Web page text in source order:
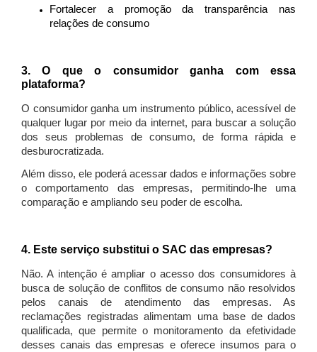
Fortalecer a promoção da transparência nas
relações de consumo
3. O que o consumidor ganha com essa
plataforma?
O consumidor ganha um instrumento público, acessível de
qualquer lugar por meio da internet, para buscar a solução
dos seus problemas de consumo, de forma rápida e
desburocratizada.
Além disso, ele poderá acessar dados e informações sobre
o comportamento das empresas, permitindo-lhe uma
comparação e ampliando seu poder de escolha.
4. Este serviço substitui o SAC das empresas?
Não. A intenção é ampliar o acesso dos consumidores à
busca de solução de conflitos de consumo não resolvidos
pelos canais de atendimento das empresas. As
reclamações registradas alimentam uma base de dados
qualificada, que permite o monitoramento da efetividade
desses canais das empresas e oferece insumos para o